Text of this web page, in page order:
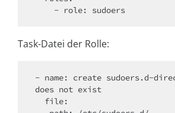
Task-Datei der Rolle:
- name: create sudoers.d-
does not exist